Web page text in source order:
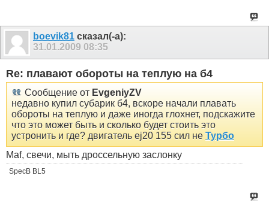
boevik81 сказал(-а):
31.01.2009 08:35
Re: плавают обороты на теплую на б4
Сообщение от EvgeniyZV
недавно купил субарик б4, вскоре начали плавать
обороты на теплую и даже иногда глохнет, подскажите
что это может быть и сколько будет стоить это
устронить и где? двигатель ej20 155 сил не Турбо
Maf, свечи, мыть дроссельную заслонку
SpecB BL5